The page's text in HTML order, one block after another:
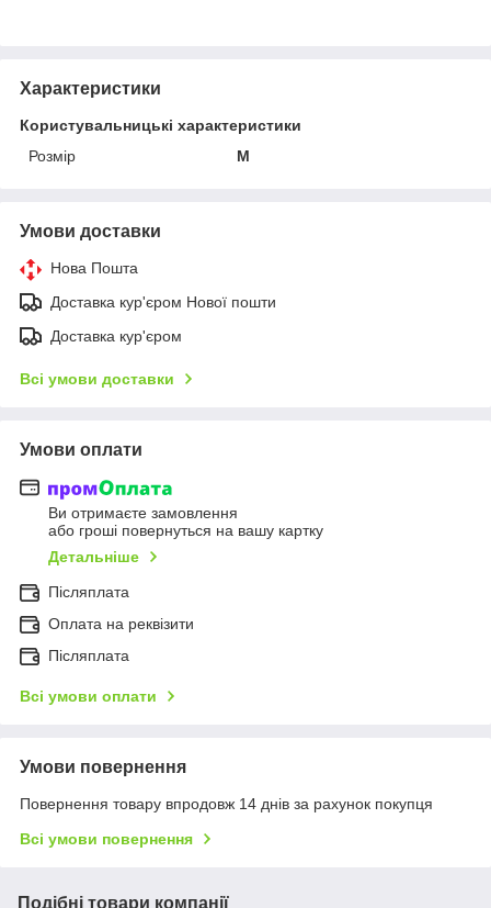
Характеристики
Користувальницькі характеристики
Розмір
М
Умови доставки
Нова Пошта
Доставка кур'єром Нової пошти
Доставка кур'єром
Всі умови доставки
Умови оплати
Ви отримаєте замовлення
або гроші повернуться на вашу картку
Детальніше
Післяплата
Оплата на реквізити
Післяплата
Всі умови оплати
Умови повернення
Повернення товару впродовж 14 днів за рахунок покупця
Всі умови повернення
Подібні товари компанії